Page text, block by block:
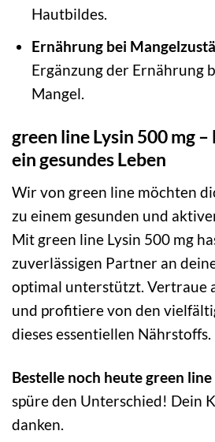
Hautbildes.
Ernährung bei
Ergänzung der Ernährung
Mangel.
green line Lysin 500 mg
ein gesundes Leben
Wir von green line möchten
zu einem gesunden und
Mit green line Lysin 500 mg
zuverlässigen Partner an
optimal unterstützt. Vertraue
und profitiere von den
dieses essentiellen Nährstoffs.
Bestelle noch heute green
spüre den Unterschied! Dein
danken.